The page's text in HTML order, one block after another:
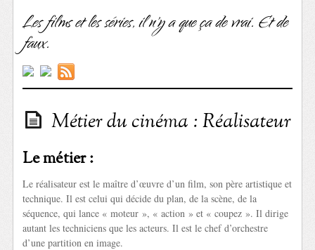
Les films et les séries, il n'y a que ça de vrai. Et de
faux.
Métier du cinéma : Réalisateur
Le métier :
Le réalisateur est le maître d’œuvre d’un film, son père artistique et
technique. Il est celui qui décide du plan, de la scène, de la
séquence, qui lance « moteur », « action » et « coupez ». Il dirige
autant les techniciens que les acteurs. Il est le chef d’orchestre
d’une partition en image.